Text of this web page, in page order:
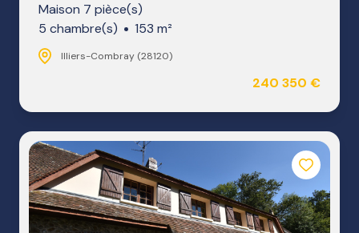
Maison 7 pièce(s)
5 chambre(s)
153 m²
Illiers-Combray (28120)
240 350 €